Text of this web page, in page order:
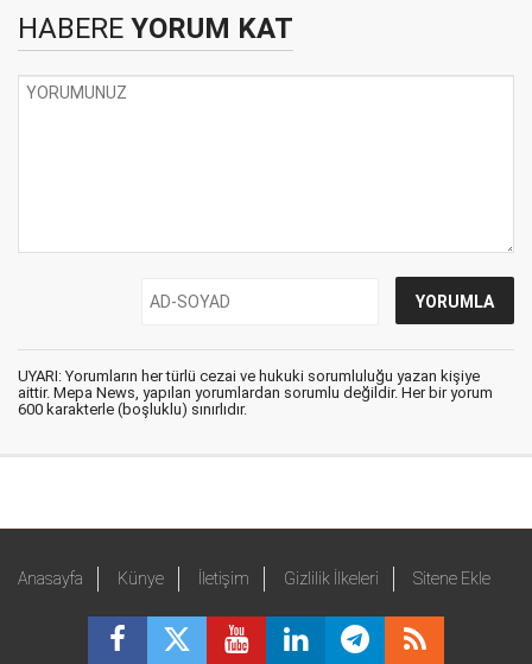
HABERE YORUM KAT
UYARI: Yorumların her türlü cezai ve hukuki sorumluluğu yazan kişiye
aittir. Mepa News, yapılan yorumlardan sorumlu değildir. Her bir yorum
600 karakterle (boşluklu) sınırlıdır.
Anasayfa Künye İletişim Gizlilik İlkeleri Sitene Ekle